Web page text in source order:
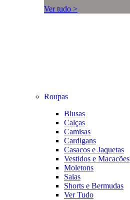
Ver tudo >
Roupas
Blusas
Calças
Camisas
Cardigans
Casacos e Jaquetas
Vestidos e Macacões
Moletons
Saias
Shorts e Bermudas
Ver Tudo